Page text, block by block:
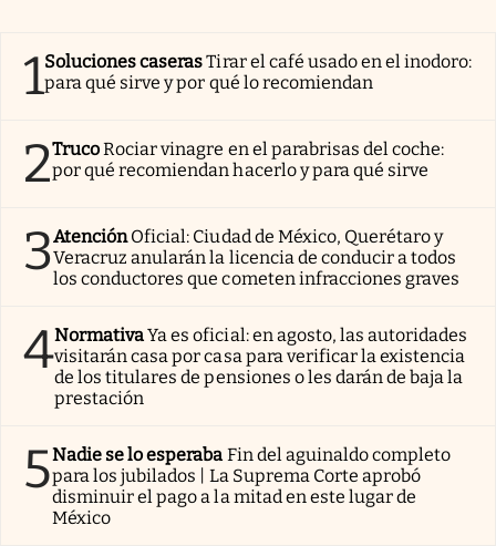
1Soluciones caserasTirar el café usado en el inodoro:
para qué sirve y por qué lo recomiendan
2TrucoRociar vinagre en el parabrisas del coche:
por qué recomiendan hacerlo y para qué sirve
3AtenciónOficial: Ciudad de México, Querétaro y
Veracruz anularán la licencia de conducir a todos
los conductores que cometen infracciones graves
4NormativaYa es oficial: en agosto, las autoridades
visitarán casa por casa para verificar la existencia
de los titulares de pensiones o les darán de baja la
prestación
5Nadie se lo esperaba Fin del aguinaldo completo
para los jubilados | La Suprema Corte aprobó
disminuir el pago a la mitad en este lugar de
México